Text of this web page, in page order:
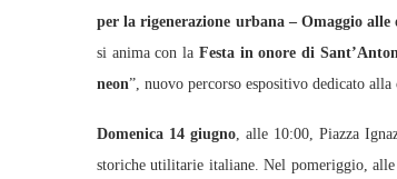
per la rigenerazione urbana – Omaggio
si anima con la Festa in onore di
neon”, nuovo percorso espositivo dedicato
Domenica 14 giugno, alle 10:00, Piazza
storiche utilitarie italiane. Nel pomeriggio,